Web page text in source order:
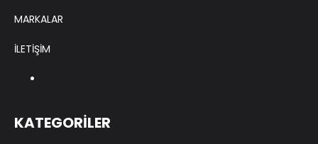
MARKALAR
İLETİŞİM
KATEGORİLER